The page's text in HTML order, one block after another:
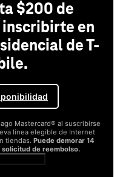
$200 de
en
de T-
Mastercard® al suscribirse
línea elegible de Internet
tiendas. Puede demorar 14
solicitud de reembolso.